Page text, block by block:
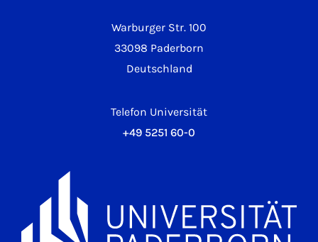
Warburger Str. 100
33098 Paderborn
Deutschland
Telefon Universität
+49 5251 60-0